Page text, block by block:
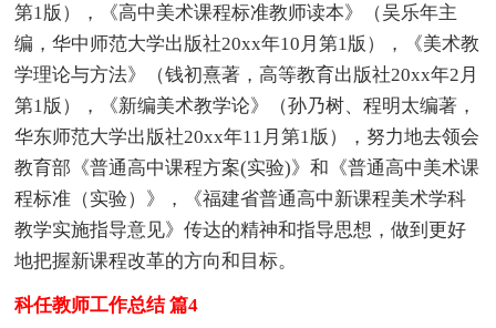
第1版），《高中美术课程标准教师读本》（吴乐年主
编，华中师范大学出版社20xx年10月第1版），《美术教
学理论与方法》（钱初熹著，高等教育出版社20xx年2月
第1版），《新编美术教学论》（孙乃树、程明太编著，
华东师范大学出版社20xx年11月第1版），努力地去领会
教育部《普通高中课程方案(实验)》和《普通高中美术课
程标准（实验）》，《福建省普通高中新课程美术学科
教学实施指导意见》传达的精神和指导思想，做到更好
地把握新课程改革的方向和目标。
科任教师工作总结 篇4